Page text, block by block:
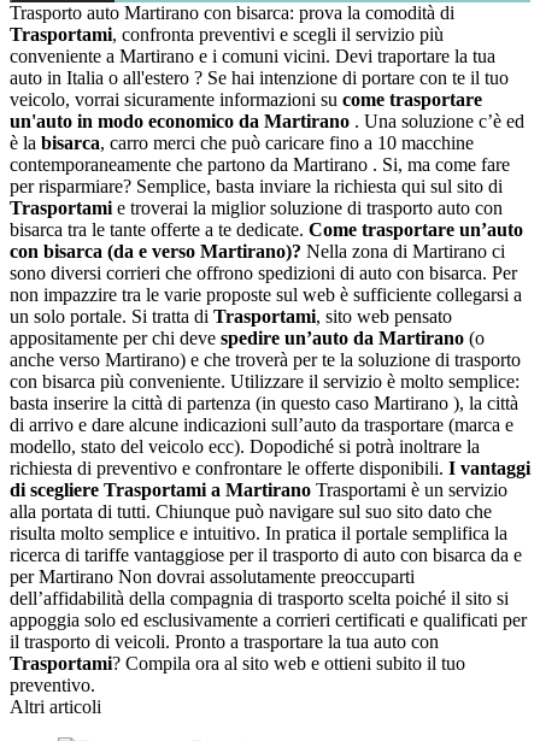
Trasporto auto Martirano con bisarca: prova la comodità di
Trasportami, confronta preventivi e scegli il servizio più
conveniente a Martirano e i comuni vicini. Devi traportare la tua
auto in Italia o all'estero ? Se hai intenzione di portare con te il tuo
veicolo, vorrai sicuramente informazioni su come trasportare
un'auto in modo economico da Martirano . Una soluzione c’è ed
è la bisarca, carro merci che può caricare fino a 10 macchine
contemporaneamente che partono da Martirano . Si, ma come fare
per risparmiare? Semplice, basta inviare la richiesta qui sul sito di
Trasportami e troverai la miglior soluzione di trasporto auto con
bisarca tra le tante offerte a te dedicate. Come trasportare un’auto
con bisarca (da e verso Martirano)? Nella zona di Martirano ci
sono diversi corrieri che offrono spedizioni di auto con bisarca. Per
non impazzire tra le varie proposte sul web è sufficiente collegarsi a
un solo portale. Si tratta di Trasportami, sito web pensato
appositamente per chi deve spedire un’auto da Martirano (o
anche verso Martirano) e che troverà per te la soluzione di trasporto
con bisarca più conveniente. Utilizzare il servizio è molto semplice:
basta inserire la città di partenza (in questo caso Martirano ), la città
di arrivo e dare alcune indicazioni sull’auto da trasportare (marca e
modello, stato del veicolo ecc). Dopodiché si potrà inoltrare la
richiesta di preventivo e confrontare le offerte disponibili. I vantaggi
di scegliere Trasportami a Martirano Trasportami è un servizio
alla portata di tutti. Chiunque può navigare sul suo sito dato che
risulta molto semplice e intuitivo. In pratica il portale semplifica la
ricerca di tariffe vantaggiose per il trasporto di auto con bisarca da e
per Martirano Non dovrai assolutamente preoccuparti
dell’affidabilità della compagnia di trasporto scelta poiché il sito si
appoggia solo ed esclusivamente a corrieri certificati e qualificati per
il trasporto di veicoli. Pronto a trasportare la tua auto con
Trasportami? Compila ora al sito web e ottieni subito il tuo
preventivo.
Altri articoli